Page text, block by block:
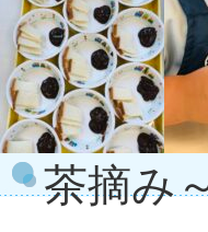
茶摘み